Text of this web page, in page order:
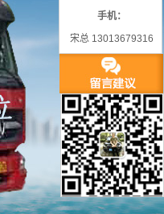
手机：
宋总 13013679316